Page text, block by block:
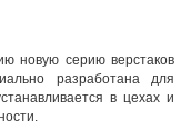
новую серию верстаков
разработана для
в цехах и